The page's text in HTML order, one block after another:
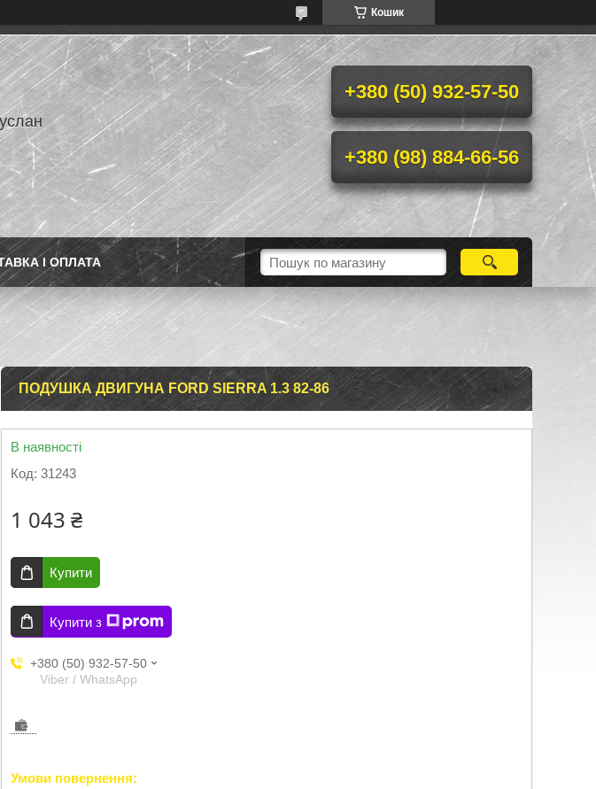
Кошик
+380 (50) 932-57-50
+380 (98) 884-66-56
І ОПЛАТА
ПОДУШКА ДВИГУНА FORD SIERRA 1.3 82-86
В наявності
Код: 31243
1 043 ₴
Купити
Купити з
+380 (50) 932-57-50
Viber / WhatsApp